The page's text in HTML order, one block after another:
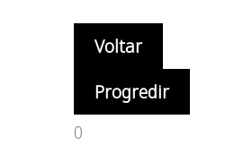
Voltar
Progredir
0